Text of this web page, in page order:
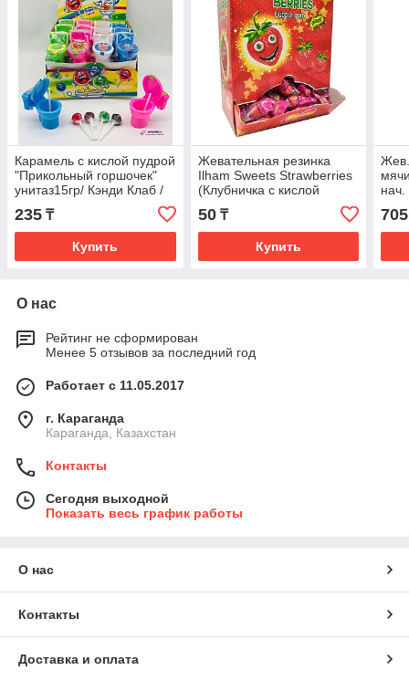
Карамель с кислой пудрой
"Прикольный горшочек"
унитаз15гр/ Кэнди Клаб /
Китай (24 шт в упаковке)
235 ₸
Купить
Жевательная резинка
Ilham Sweets Strawberries
(Клубничка с кислой
шипучкой) 3,5гр (200штв
коробке) Т
50₸
Купить
нач.
705
О нас
Рейтинг не сформирован
Менее 5 отзывов за последний год
Работает с 11.05.2017
г. Караганда
Караганда, Казахстан
Контакты
Сегодня выходной
Показать весь график работы
О нас
Контакты
Доставка и оплата